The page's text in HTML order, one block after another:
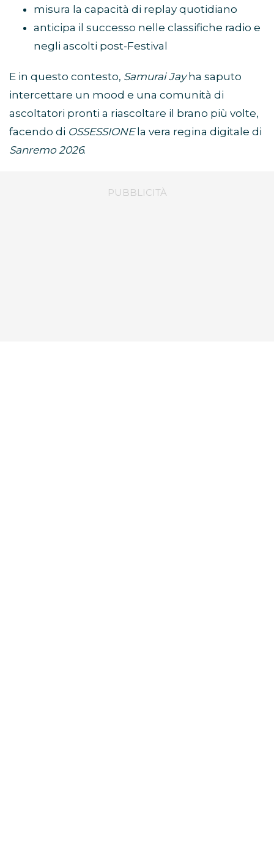
misura la capacità di replay quotidiano
anticipa il successo nelle classifiche radio e
negli ascolti post-Festival
E in questo contesto, Samurai Jayha saputo
intercettare un mood e una comunità di
ascoltatori pronti a riascoltare il brano più volte,
facendo di OSSESSIONEla vera regina digitale di
Sanremo 2026.